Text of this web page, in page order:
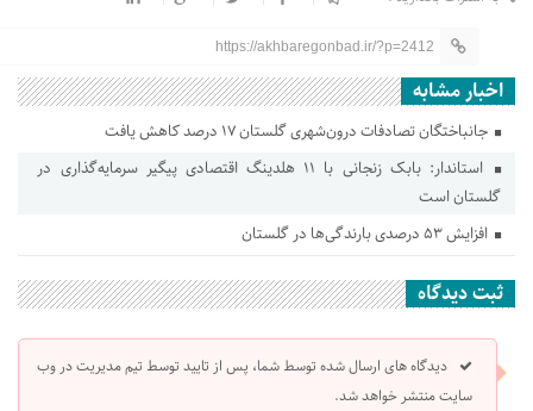
https://akhbaregonbad.ir/?p=2412
اخبار مشابه
جانباختگان تصادفات درون‌شهری گلستان ۱۷ درصد کاهش یافت
استاندار: بابک زنجانی با ۱۱ هلدینگ اقتصادی پیگیر سرمایه‌گذاری در
گلستان است
افزایش ۵۳ درصدی بارندگی‌ها در گلستان
ثبت دیدگاه
دیدگاه های ارسال شده توسط شما، پس از تایید توسط تیم مدیریت در وب
سایت منتشر خواهد شد.